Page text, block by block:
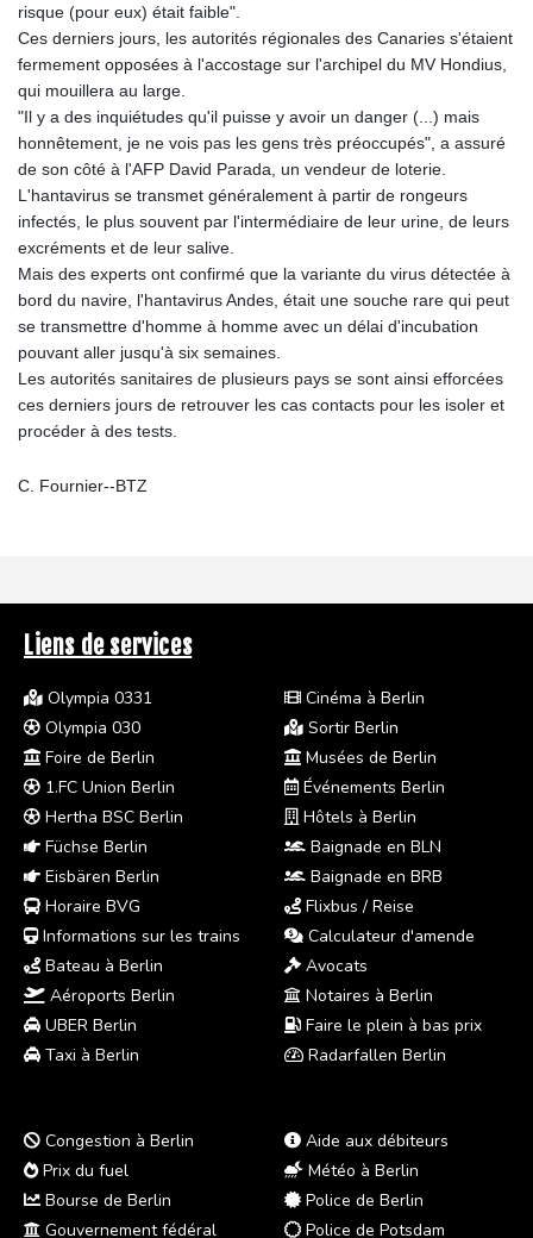
risque (pour eux) était faible".
Ces derniers jours, les autorités régionales des Canaries s'étaient
fermement opposées à l'accostage sur l'archipel du MV Hondius,
qui mouillera au large.
"Il y a des inquiétudes qu'il puisse y avoir un danger (...) mais
honnêtement, je ne vois pas les gens très préoccupés", a assuré
de son côté à l'AFP David Parada, un vendeur de loterie.
L'hantavirus se transmet généralement à partir de rongeurs
infectés, le plus souvent par l'intermédiaire de leur urine, de leurs
excréments et de leur salive.
Mais des experts ont confirmé que la variante du virus détectée à
bord du navire, l'hantavirus Andes, était une souche rare qui peut
se transmettre d'homme à homme avec un délai d'incubation
pouvant aller jusqu'à six semaines.
Les autorités sanitaires de plusieurs pays se sont ainsi efforcées
ces derniers jours de retrouver les cas contacts pour les isoler et
procéder à des tests.
C. Fournier--BTZ
Liens de services
Olympia 0331
Olympia 030
Foire de Berlin
1.FC Union Berlin
Hertha BSC Berlin
Füchse Berlin
Eisbären Berlin
Horaire BVG
Informations sur les trains
Bateau à Berlin
Aéroports Berlin
UBER Berlin
Taxi à Berlin
Cinéma à Berlin
Sortir Berlin
Musées de Berlin
Événements Berlin
Hôtels à Berlin
Baignade en BLN
Baignade en BRB
Flixbus / Reise
Calculateur d'amende
Avocats
Notaires à Berlin
Faire le plein à bas prix
Radarfallen Berlin
Congestion à Berlin
Prix du fuel
Bourse de Berlin
Gouvernement fédéral
Aide aux débiteurs
Météo à Berlin
Police de Berlin
Police de Potsdam